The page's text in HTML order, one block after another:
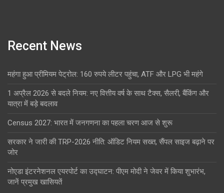
Recent News
महंगा हुआ प्रीमियम पेट्रोल: 160 रुपये लीटर पहुंचा, ATF और LPG भी महंगे
1 अप्रैल 2026 से बदले नियम: नए वित्तीय वर्ष के साथ टैक्स, सैलरी, बैंकिंग और
यात्रा में बड़े बदलाव
Census 2027: भारत में जनगणना का पहला चरण आज से शुरू
सरकार ने जारी की TRP-2026 नीति: ऑडिट नियम सख्त, सैंपल साइज बढ़ाने पर
जोर
नोएडा इंटरनेशनल एयरपोर्ट का उद्घाटन: पीएम मोदी ने जेवर में किया शुभारंभ,
जानें प्रमुख खासियतें